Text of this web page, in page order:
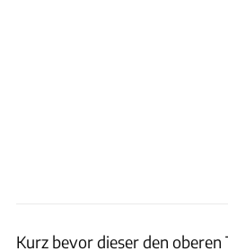
Kurz bevor dieser den